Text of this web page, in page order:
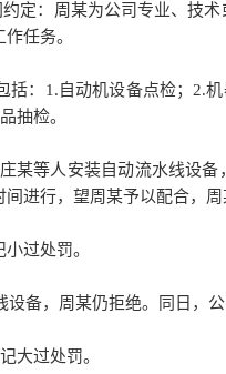
定： 周某为公司专业、技
任务。
括： 1.自动机设备点检； 2.机
抽检。
某等人安装自动流水线设备
进行，望周某予以配合，周
过处罚。
备，周某仍拒绝。 同日，
大过处罚。